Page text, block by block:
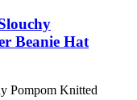
Beanie Hat
Pompom Knitted